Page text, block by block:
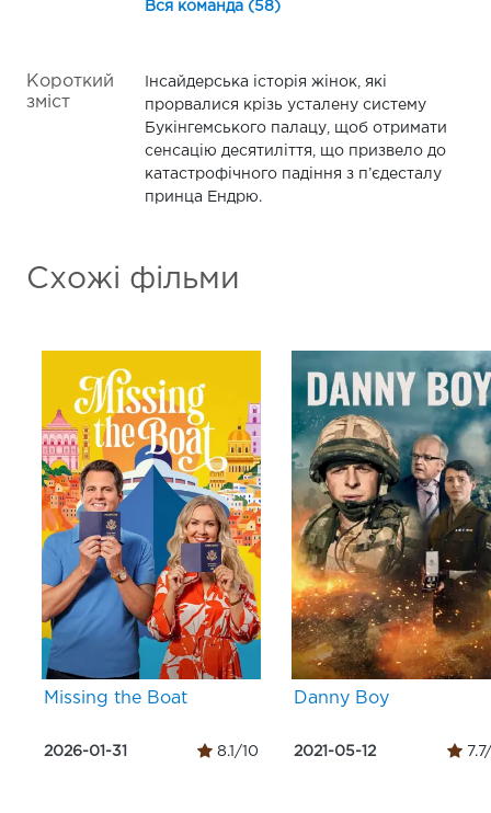
Вся команда (58)
Короткий
зміст
Інсайдерська історія жінок, які
прорвалися крізь усталену систему
Букінгемського палацу, щоб отримати
сенсацію десятиліття, що призвело до
катастрофічного падіння з п’єдесталу
принца Ендрю.
Схожі фільми
Missing the Boat
2026-01-31 8.1/10
Danny Boy
2021-05-12